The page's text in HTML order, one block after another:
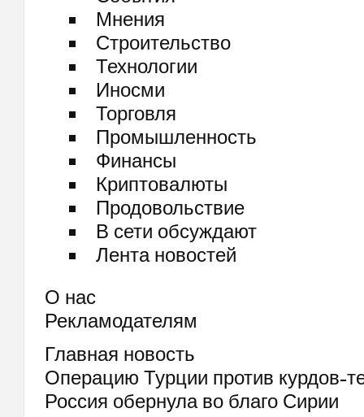
Мнения
Строительство
Технологии
Иносми
Торговля
Промышленность
Финансы
Криптовалюты
Продовольствие
В сети обсуждают
Лента новостей
О нас
Рекламодателям
Главная новость
Операцию Турции против курдов-
Россия обернула во благо Сирии